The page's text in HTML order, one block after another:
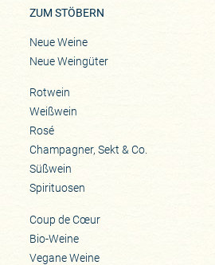
ZUM STÖBERN
Neue Weine
Neue Weingüter
Rotwein
Weißwein
Rosé
Champagner, Sekt & Co.
Süßwein
Spirituosen
Coup de Cœur
Bio-Weine
Vegane Weine